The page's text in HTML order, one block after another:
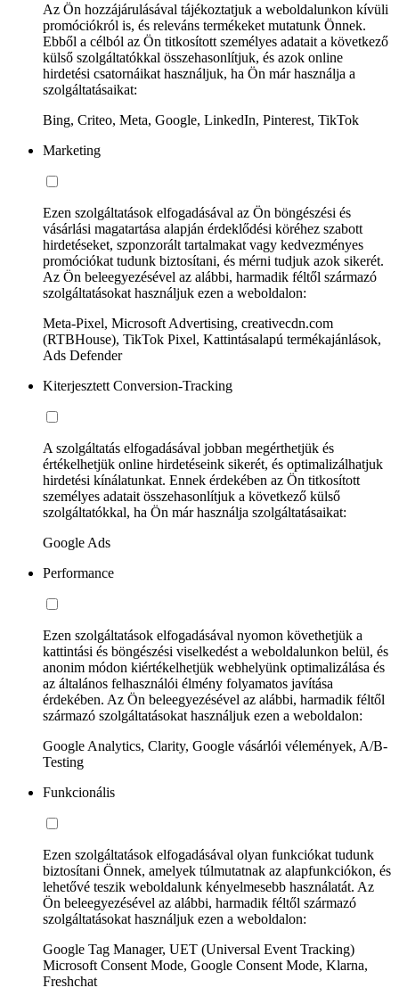
Az Ön hozzájárulásával tájékoztatjuk a weboldalunkon kívüli
promóciókról is, és releváns termékeket mutatunk Önnek.
Ebből a célból az Ön titkosított személyes adatait a következő
külső szolgáltatókkal összehasonlítjuk, és azok online
hirdetési csatornáikat használjuk, ha Ön már használja a
szolgáltatásaikat:
Bing, Criteo, Meta, Google, LinkedIn, Pinterest, TikTok
Marketing
Ezen szolgáltatások elfogadásával az Ön böngészési és
vásárlási magatartása alapján érdeklődési köréhez szabott
hirdetéseket, szponzorált tartalmakat vagy kedvezményes
promóciókat tudunk biztosítani, és mérni tudjuk azok sikerét.
Az Ön beleegyezésével az alábbi, harmadik féltől származó
szolgáltatásokat használjuk ezen a weboldalon:
Meta-Pixel, Microsoft Advertising, creativecdn.com
(RTBHouse), TikTok Pixel, Kattintásalapú termékajánlások,
Ads Defender
Kiterjesztett Conversion-Tracking
A szolgáltatás elfogadásával jobban megérthetjük és
értékelhetjük online hirdetéseink sikerét, és optimalizálhatjuk
hirdetési kínálatunkat. Ennek érdekében az Ön titkosított
személyes adatait összehasonlítjuk a következő külső
szolgáltatókkal, ha Ön már használja szolgáltatásaikat:
Google Ads
Performance
Ezen szolgáltatások elfogadásával nyomon követhetjük a
kattintási és böngészési viselkedést a weboldalunkon belül, és
anonim módon kiértékelhetjük webhelyünk optimalizálása és
az általános felhasználói élmény folyamatos javítása
érdekében. Az Ön beleegyezésével az alábbi, harmadik féltől
származó szolgáltatásokat használjuk ezen a weboldalon:
Google Analytics, Clarity, Google vásárlói vélemények, A/B-
Testing
Funkcionális
Ezen szolgáltatások elfogadásával olyan funkciókat tudunk
biztosítani Önnek, amelyek túlmutatnak az alapfunkciókon, és
lehetővé teszik weboldalunk kényelmesebb használatát. Az
Ön beleegyezésével az alábbi, harmadik féltől származó
szolgáltatásokat használjuk ezen a weboldalon:
Google Tag Manager, UET (Universal Event Tracking)
Microsoft Consent Mode, Google Consent Mode, Klarna,
Freshchat